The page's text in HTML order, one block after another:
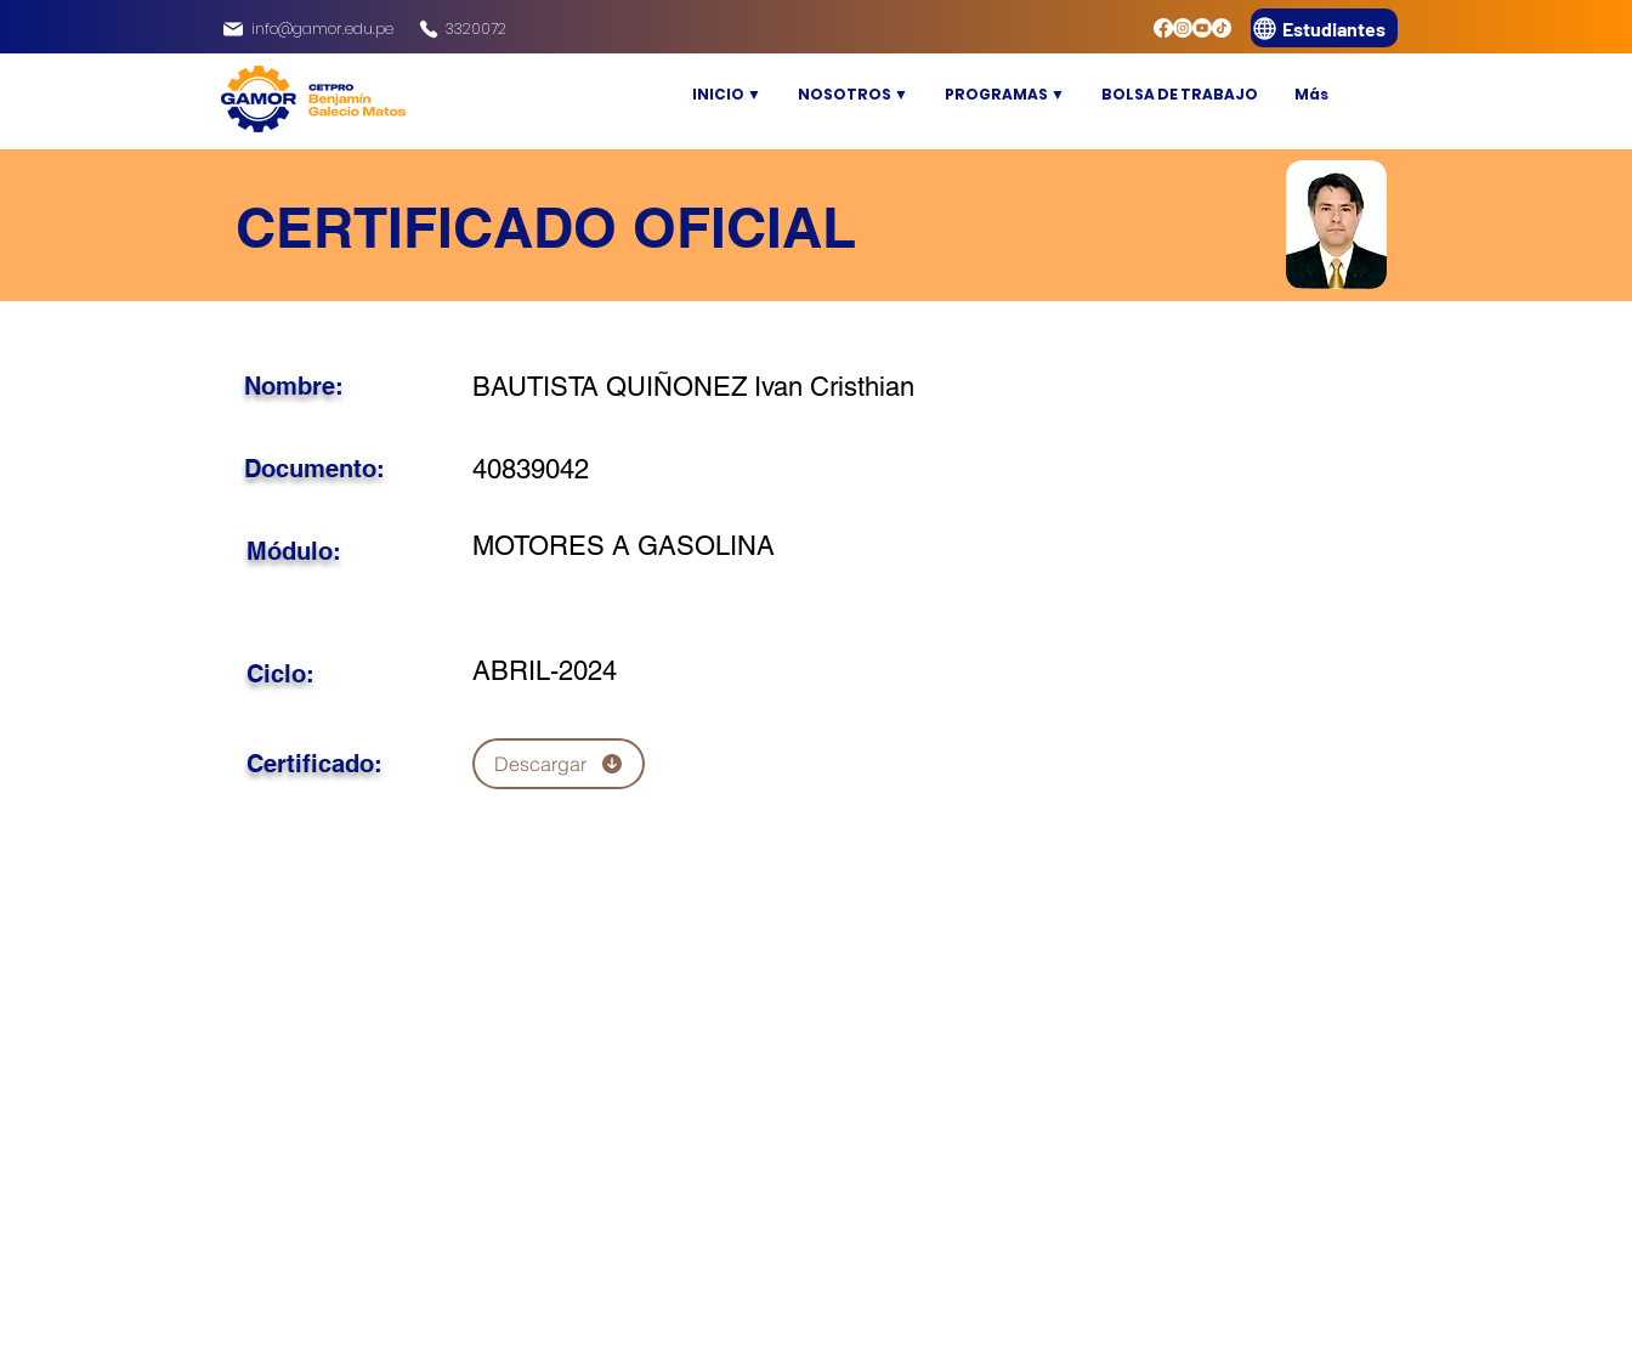
info@gamor.edu.pe 3320072 Estudiantes
INICIO ▼ NOSOTROS ▼ PROGRAMAS ▼ BOLSA DE TRABAJO Más
CERTIFICADO OFICIAL
BAUTISTA QUIÑONEZ Ivan Cristhian
Nombre:
40839042
Documento:
MOTORES A GASOLINA
Módulo:
ABRIL-2024
Ciclo:
Certificado: Descargar